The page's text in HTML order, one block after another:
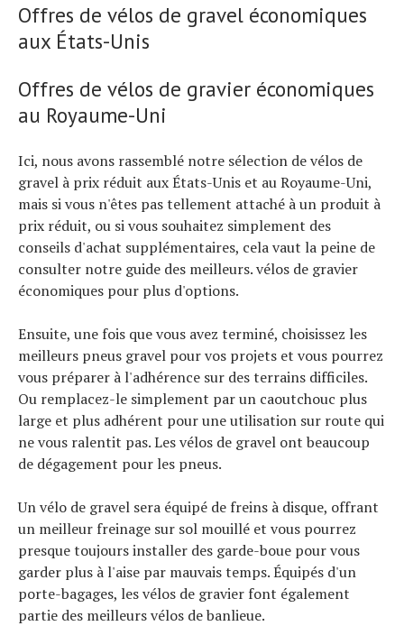
Offres de vélos de gravel économiques
aux États-Unis
Offres de vélos de gravier économiques
au Royaume-Uni
Ici, nous avons rassemblé notre sélection de vélos de
gravel à prix réduit aux États-Unis et au Royaume-Uni,
mais si vous n'êtes pas tellement attaché à un produit à
prix réduit, ou si vous souhaitez simplement des
conseils d'achat supplémentaires, cela vaut la peine de
consulter notre guide des meilleurs. vélos de gravier
économiques pour plus d'options.
Ensuite, une fois que vous avez terminé, choisissez les
meilleurs pneus gravel pour vos projets et vous pourrez
vous préparer à l'adhérence sur des terrains difficiles.
Ou remplacez-le simplement par un caoutchouc plus
large et plus adhérent pour une utilisation sur route qui
ne vous ralentit pas. Les vélos de gravel ont beaucoup
de dégagement pour les pneus.
Un vélo de gravel sera équipé de freins à disque, offrant
un meilleur freinage sur sol mouillé et vous pourrez
presque toujours installer des garde-boue pour vous
garder plus à l'aise par mauvais temps. Équipés d'un
porte-bagages, les vélos de gravier font également
partie des meilleurs vélos de banlieue.